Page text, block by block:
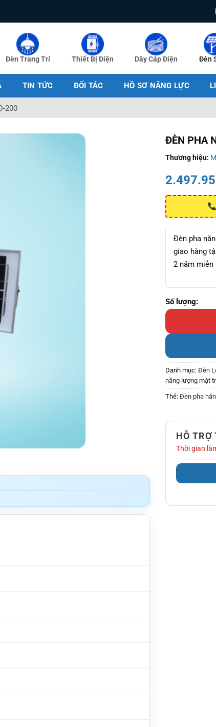
Đèn Trang Trí Thiết Bị Điện Dây Cáp Điện Đèn
TIN TỨC ĐỐI TÁC HỒ SƠ NĂNG LỰC
200
ĐÈN PHA
Thương hiệu:
Đèn pha
giao hàng
2 năm miễn
Đèn pha năng
Danh mục: Đèn
năng lượng mặt
Thẻ: Đèn pha
HỖ TRỢ
Thời gian